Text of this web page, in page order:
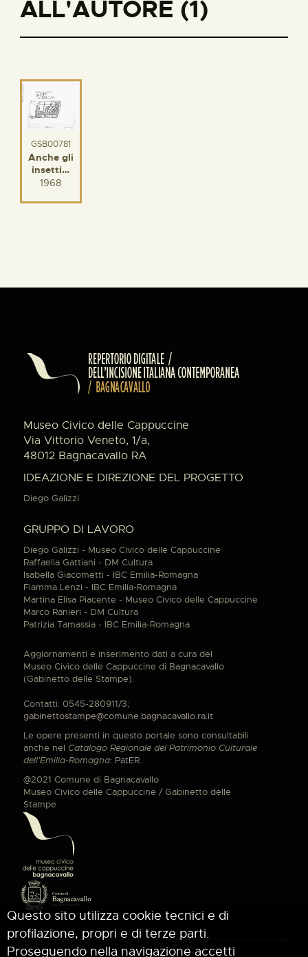
ALL'AUTORE (1)
GSB00781
Anche gli
insetti…
1968
Museo Civico delle Cappuccine
Via Vittorio Veneto, 1/a,
48012 Bagnacavallo RA
IDEAZIONE E DIREZIONE DEL PROGETTO
Diego Galizzi
GRUPPO DI LAVORO
Diego Galizzi - Museo Civico delle Cappuccine
Raffaella Gattiani - DM Cultura
Isabella Giacometti - IBC Emilia-Romagna
Fiamma Lenzi - IBC Emilia-Romagna
Martina Elisa Piacente - Museo Civico delle Cappuccine
Marco Ranieri - DM Cultura
Patrizia Tamassia - IBC Emilia-Romagna
Aggiornamenti e inserimento dati a cura del
Museo Civico delle Cappuccine di Bagnacavallo
(Gabinetto delle Stampe).
Contatti: 0545-280911/3;
gabinettostampe@comune.bagnacavallo.ra.it
Le opere presenti in questo portale sono consultabili
anche nel Catalogo Regionale del Patrimonio Culturale
dell'Emilia-Romagna: PatER.
@2021 Comune di Bagnacavallo
Museo Civico delle Cappuccine / Gabinetto delle
Stampe
Questo sito utilizza cookie tecnici e di
profilazione, propri e di terze parti.
Proseguendo nella navigazione accetti